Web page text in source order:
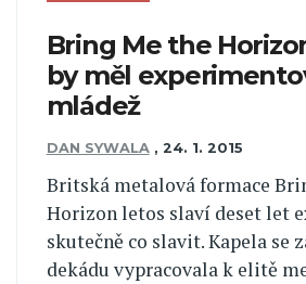
Bring Me the
by měl
mládež
DAN SYWALA , 24. 1. 2015
Britská metalová formace
Horizon letos slaví deset let
skutečně co slavit. Kapela se
dekádu vypracovala k elitě